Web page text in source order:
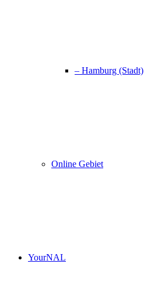
– Hamburg (Stadt)
Online Gebiet
YourNAL